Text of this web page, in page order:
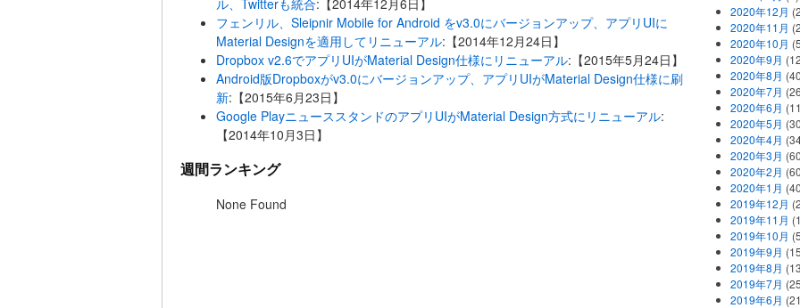
ル、Twitterも統合:【2014年12月6日】
フェンリル、Sleipnir Mobile for Android をv3.0にバージョンアップ、アプリUIに
Material Designを適用してリニューアル:【2014年12月24日】
Dropbox v2.6でアプリUIがMaterial Design仕様にリニューアル:【2015年5月24日】
Android版Dropboxがv3.0にバージョンアップ、アプリUIがMaterial Design仕様に刷
新:【2015年6月23日】
Google PlayニューススタンドのアプリUIがMaterial Design方式にリニューアル:
【2014年10月3日】
週間ランキング
None Found
2020年12月
2020年11月
2020年10月
2020年9月
2020年8月
2020年7月
2020年6月
2020年5月
2020年4月
2020年3月
2020年2月
2020年1月
2019年12月
2019年11月
2019年10月
2019年9月
2019年8月
2019年7月
2019年6月